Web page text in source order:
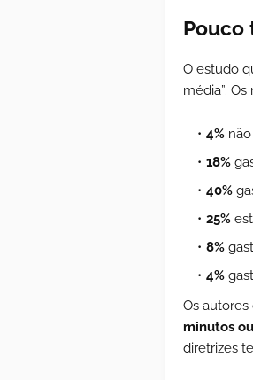
Pouco
O estudo
média”.
4%
18%
40%
25%
8%
4%
Os
minutos
diretrizes